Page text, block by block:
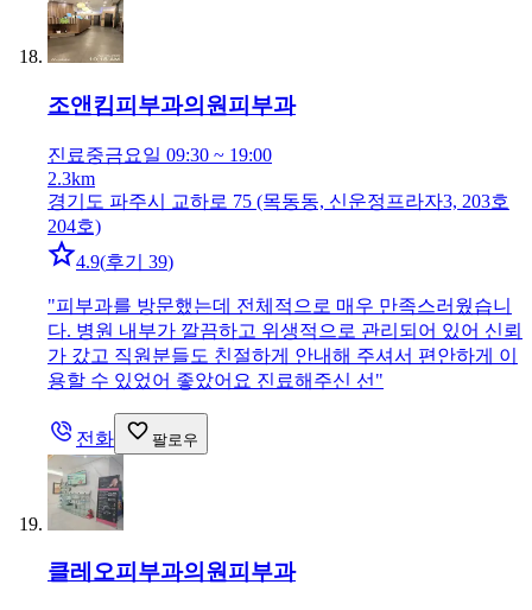
조앤킴피부과의원 피부과
진료중금요일 09:30 ~ 19:00
2.3km
경기도 파주시 교하로 75 (목동동, 신운정프라자3, 203호
204호)
4.9(후기 39)
"피부과를 방문했는데 전체적으로 매우 만족스러웠습니
다. 병원 내부가 깔끔하고 위생적으로 관리되어 있어 신뢰
가 갔고 직원분들도 친절하게 안내해 주셔서 편안하게 이
용할 수 있었어 좋았어요 진료해주신 선 "
전화 팔로우
클레오피부과의원피부과